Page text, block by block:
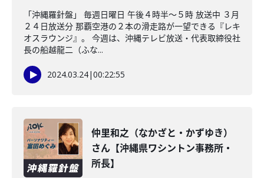
「沖縄羅針盤」 毎週日曜日 午後４時半～５時 放送中 ３月
２４日放送分 那覇空港の２本の滑走路が一望できる『レキ
オスラウンジ』。 今週は、沖縄テレビ放送・代表取締役社
長の船越龍二（ふな...
2024.03.24|00:22:55
仲里和之（なかざと・かずゆき）
さん【沖縄県ワシントン事務所・
所長】